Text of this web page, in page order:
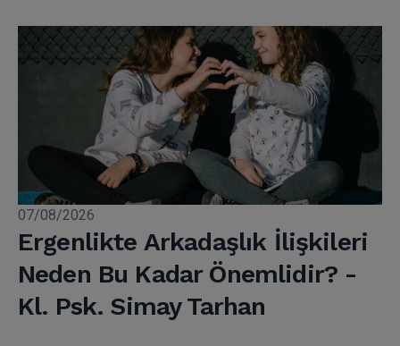
07/08/2026
Ergenlikte Arkadaşlık İlişkileri
Neden Bu Kadar Önemlidir? -
Kl. Psk. Simay Tarhan